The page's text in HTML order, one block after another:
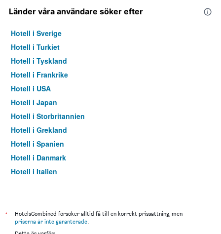
Länder våra användare söker efter
Hotell i Sverige
Hotell i Turkiet
Hotell i Tyskland
Hotell i Frankrike
Hotell i USA
Hotell i Japan
Hotell i Storbritannien
Hotell i Grekland
Hotell i Spanien
Hotell i Danmark
Hotell i Italien
*
HotelsCombined försöker alltid få till en korrekt prissättning, men
priserna är inte garanterade.